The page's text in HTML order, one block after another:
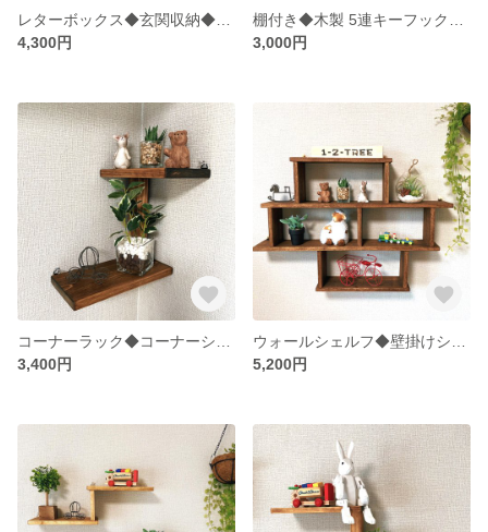
4,300円
3,000円
3,400円
5,200円